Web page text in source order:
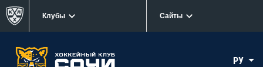
Клубы Сайты
РУ